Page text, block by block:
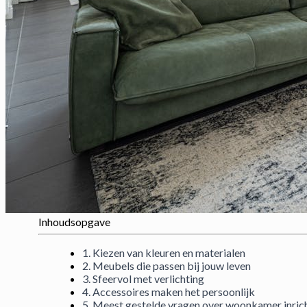
Inhoudsopgave
1. Kiezen van kleuren en materialen
2. Meubels die passen bij jouw leven
3. Sfeervol met verlichting
4. Accessoires maken het persoonlijk